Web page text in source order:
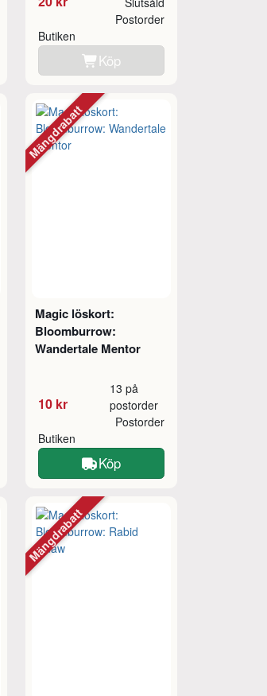
Butiken
Postorder
Köp
Magic löskort:
Bloomburrow:
Wandertale Mentor
10 kr
13 på
postorder
Butiken
Postorder
Köp
Mängdrabatt
Mängdrabatt